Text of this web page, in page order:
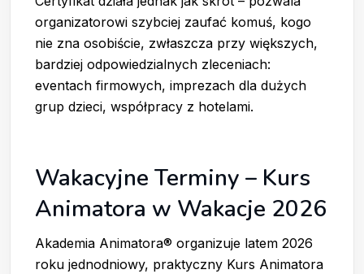
organizatorowi szybciej zaufać komuś, kogo
nie zna osobiście, zwłaszcza przy większych,
bardziej odpowiedzialnych zleceniach:
eventach firmowych, imprezach dla dużych
grup dzieci, współpracy z hotelami.
Wakacyjne Terminy – Kurs
Animatora w Wakacje 2026
Akademia Animatora® organizuje latem 2026
roku jednodniowy, praktyczny Kurs Animatora